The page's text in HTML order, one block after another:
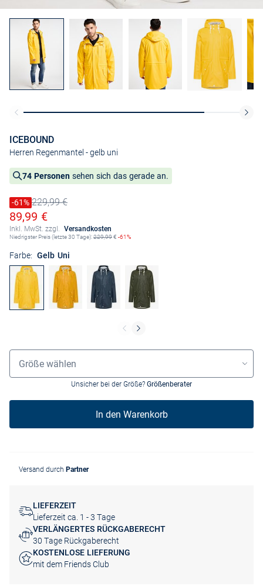
ICEBOUND
Herren Regenmantel - gelb uni
74 Personen sehen sich das gerade an.
Preis reduziert um
-61%
Alter Preis229,99 €
Ermäßigter Preis
89,99 €
Inkl. MwSt. zzgl. Versandkosten
Niedrigster Preis (letzte 30 Tage):229,99€ -61%
Farbe: Gelb Uni
Größenauswahl
Größe wählen
Unsicher bei der Größe? Größenberater
In den Warenkorb
Versand durch Partner
LIEFERZEIT
Lieferzeit ca. 1 - 3 Tage
VERLÄNGERTES RÜCKGABERECHT
30 Tage Rückgaberecht
KOSTENLOSE LIEFERUNG
mit dem Friends Club